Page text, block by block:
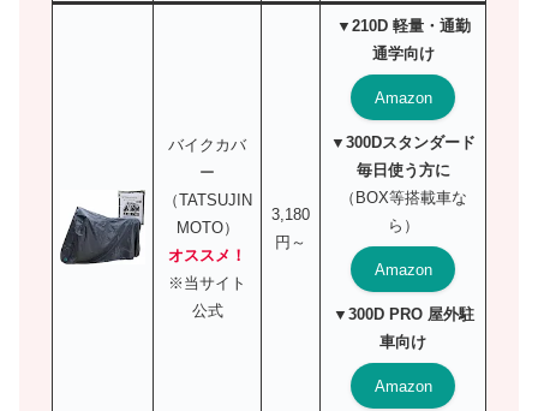
バイクカバ
ー
（TATSUJIN
MOTO）
オススメ！
※当サイト
公式
3,180
円～
▼210D 軽量・通勤
通学向け
Amazon
▼300Dスタンダード
毎日使う方に
（BOX等搭載車な
ら）
Amazon
▼300D PRO 屋外駐
車向け
Amazon